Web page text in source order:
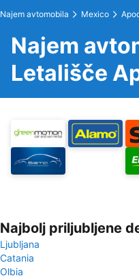
Najem avtomobila Mexico
Najem
Letališče
Najbolj priljubljene
Ljubljana
Catania
Olbia